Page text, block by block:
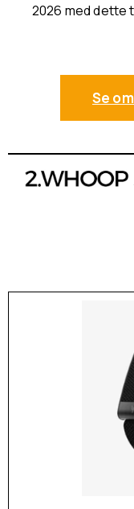
2026 med dette
Se